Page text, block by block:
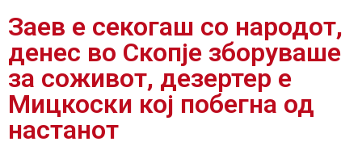
Заев е секогаш со народот,
денес во Скопје зборуваше
за соживот, дезертер е
Мицкоски кој побегна од
настанот